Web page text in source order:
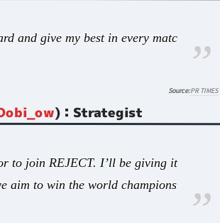
and give my best in every matc
PR TIMES
)：Strategist
to join REJECT. I’ll be giving it
aim to win the world champions